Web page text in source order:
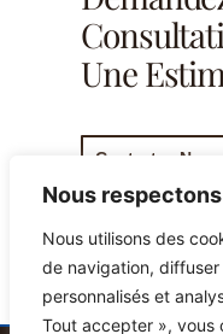
Nous
Nous utilisons des
de navigation,
personnalisés et
Tout accepter », vous
Une
Contactez-Nous